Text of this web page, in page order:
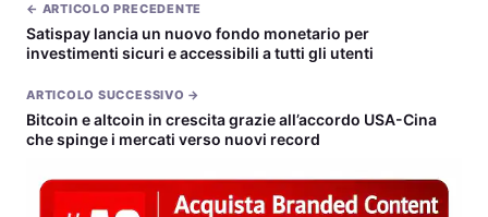
← ARTICOLO PRECEDENTE
Satispay lancia un nuovo fondo monetario per
investimenti sicuri e accessibili a tutti gli utenti
ARTICOLO SUCCESSIVO →
Bitcoin e altcoin in crescita grazie all’accordo USA-Cina
che spinge i mercati verso nuovi record